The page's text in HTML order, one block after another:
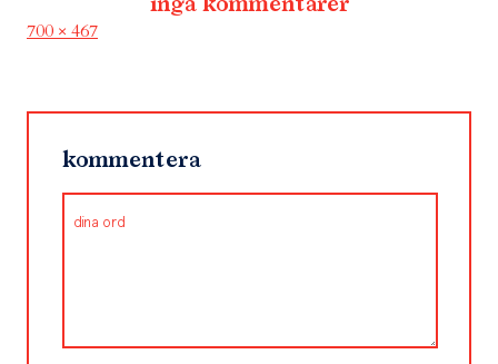
Full
700 × 467
kommentera